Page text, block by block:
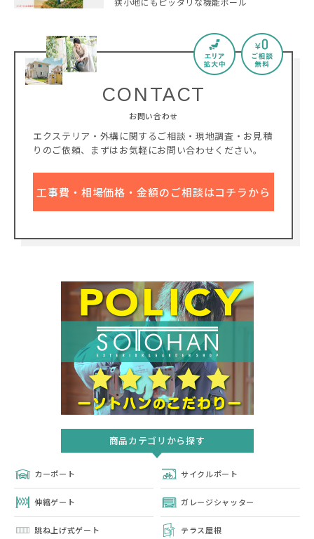
CONTACT
お問い合わせ
エクステリア・外構に関するご相談・現地調査・お見積
りのご依頼、
まずはお気軽にお問い合わせください。
工事費・相場価格・金額のご相談はコチラから
商品カテゴリから探す
カーポート サイクルポート
伸縮ゲート ガレージシャッター
跳ね上げ式ゲート テラス屋根